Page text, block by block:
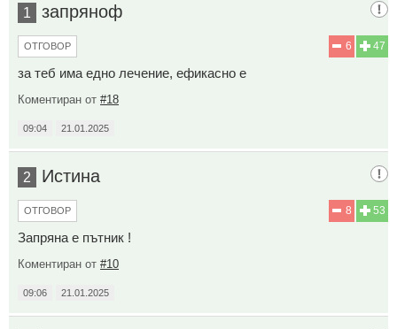
1 запряноф
47
6
ОТГОВОР
за теб има едно лечение, ефикасно е
Коментиран от #18
09:04 21.01.2025
2 Истина
53
8
ОТГОВОР
Запряна е пътник !
Коментиран от #10
09:06 21.01.2025